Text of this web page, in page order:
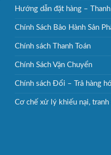
Hướng dẫn đặt hàng –
Chính Sách Bảo Hành Sản
Chính sách Thanh Toán
Chính Sách Vận Chuyển
Chính sách Đổi – Trả hàng
Cơ chế xử lý khiếu nại, tranh